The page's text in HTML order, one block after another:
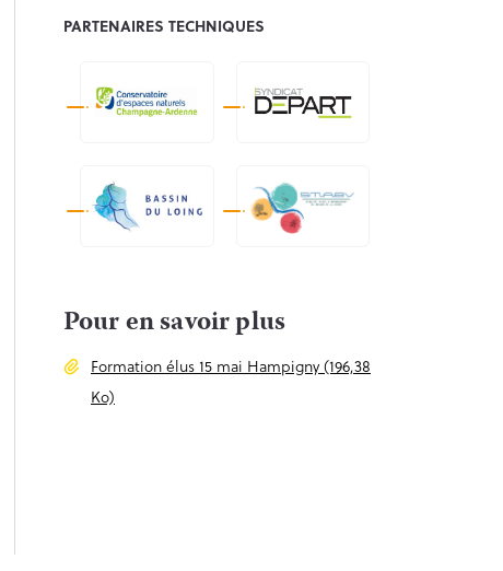
PARTENAIRES TECHNIQUES
Pour en savoir plus
Formation élus 15 mai Hampigny (196,38
Ko)